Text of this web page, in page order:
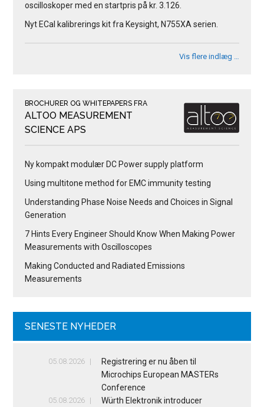
oscilloskoper med en startpris på kr. 3.126.
Nyt ECal kalibrerings kit fra Keysight, N755XA serien.
Vis flere indlæg …
BROCHURER OG WHITEPAPERS FRA
ALTOO MEASUREMENT
SCIENCE APS
Ny kompakt modulær DC Power supply platform
Using multitone method for EMC immunity testing
Understanding Phase Noise Needs and Choices in Signal
Generation
7 Hints Every Engineer Should Know When Making Power
Measurements with Oscilloscopes
Making Conducted and Radiated Emissions
Measurements
SENESTE NYHEDER
05.08.2026
Registrering er nu åben til
Microchips European MASTERs
Conference
05.08.2026
Würth Elektronik introducer